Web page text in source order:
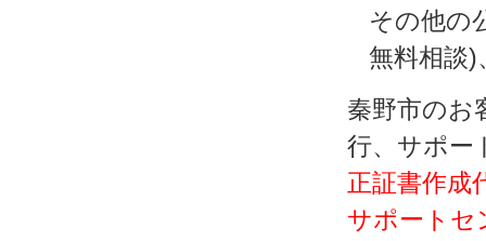
その他の
無料相談
秦野市のお
行、サポー
正証書作成
サポートセ